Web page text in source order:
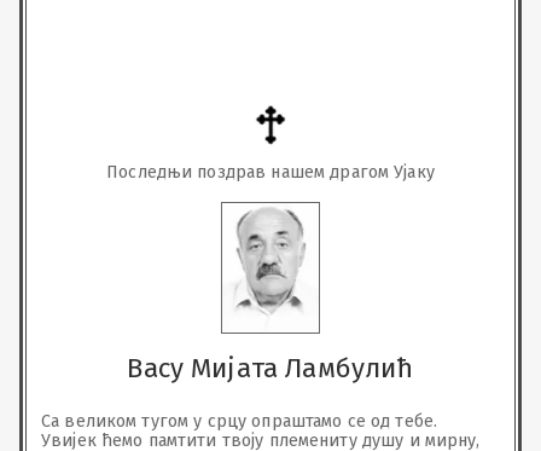
Последњи поздрав нашем драгом Ујаку
Васу Мијата Ламбулић
Са великом тугом у срцу опраштамо се од тебе.
Увијек ћемо памтити твоју племениту душу и мирну,